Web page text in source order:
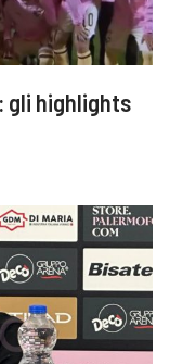
gli highlights